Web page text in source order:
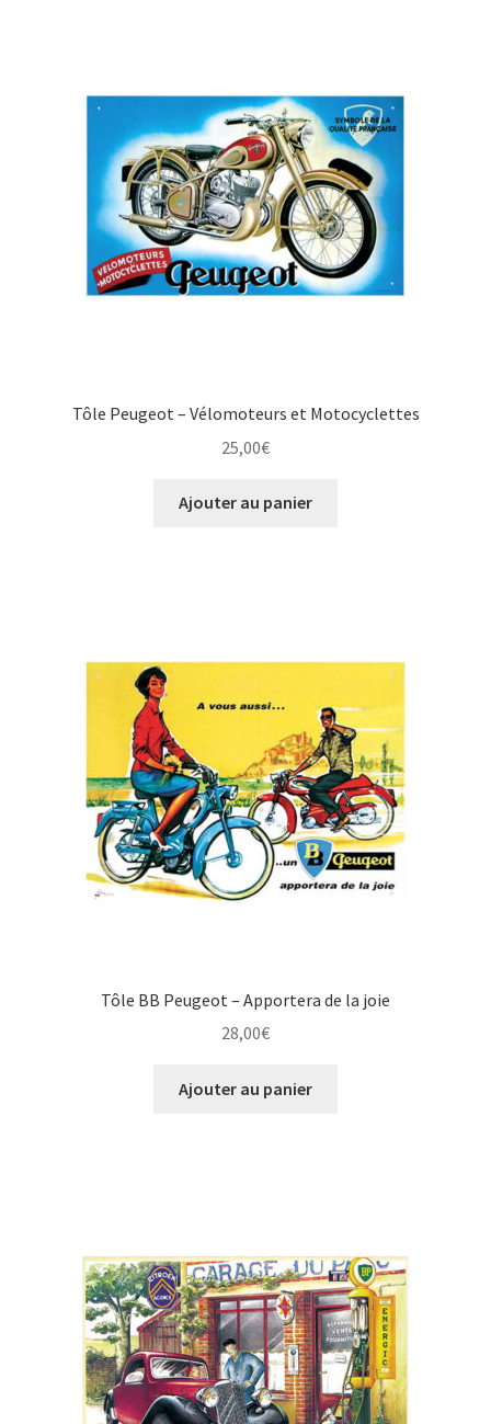
Tôle Peugeot – Vélomoteurs et Motocyclettes
25,00€
Ajouter au panier
Tôle BB Peugeot – Apportera de la joie
28,00€
Ajouter au panier